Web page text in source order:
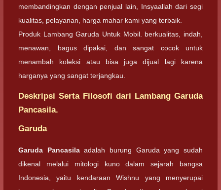
membandingkan dengan penjual lain, Insyaallah dari segi
kualitas, pelayanan, harga mahar kami yang terbaik.
Produk Lambang Garuda Untuk Mobil. berkualitas, indah,
menawan, bagus dipakai, dan sangat cocok untuk
menambah koleksi atau bisa juga dijual lagi karena
harganya yang sangat terjangkau.
Deskripsi Serta Filosofi dari Lambang Garuda
Pancasila.
Garuda
Garuda Pancasilaadalah burung Garuda yang sudah
dikenal melalui mitologi kuno dalam sejarah bangsa
Indonesia, yaitu kendaraan Wishnu yang menyerupai